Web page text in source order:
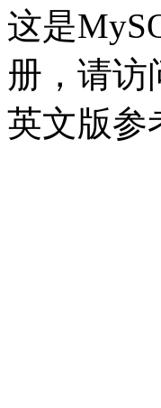
这是
册，请访
英文版参